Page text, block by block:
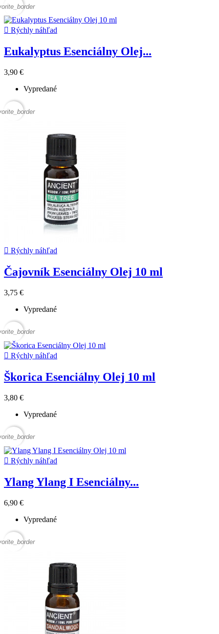
 Rýchly náhľad
Eukalyptus Esenciálny Olej...
3,90 €
Vypredané
 Rýchly náhľad
Čajovník Esenciálny Olej 10 ml
3,75 €
Vypredané
 Rýchly náhľad
Škorica Esenciálny Olej 10 ml
3,80 €
Vypredané
 Rýchly náhľad
Ylang Ylang I Esenciálny...
6,90 €
Vypredané